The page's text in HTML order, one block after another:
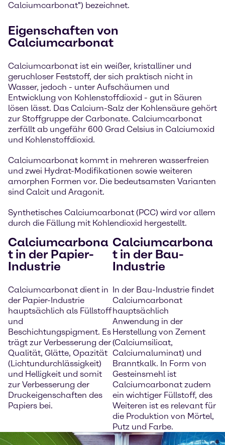
Calciumcarbonat") bezeichnet.
Eigenschaften von
Calciumcarbonat
Calciumcarbonat ist ein weißer, kristalliner und
geruchloser Feststoff, der sich praktisch nicht in
Wasser, jedoch - unter Aufschäumen und
Entwicklung von Kohlenstoffdioxid - gut in Säuren
lösen lässt. Das Calcium-Salz der Kohlensäure gehört
zur Stoffgruppe der Carbonate. Calciumcarbonat
zerfällt ab ungefähr 600 Grad Celsius in Calciumoxid
und Kohlenstoffdioxid.
Calciumcarbonat kommt in mehreren wasserfreien
und zwei Hydrat-Modifikationen sowie weiteren
amorphen Formen vor. Die bedeutsamsten Varianten
sind Calcit und Aragonit.
Synthetisches Calciumcarbonat (PCC) wird vor allem
durch die Fällung mit Kohlendioxid hergestellt.
Calciumcarbona
t in der Papier-
Industrie
Calciumcarbonat dient in
der Papier-Industrie
hauptsächlich als Füllstoff
und
Beschichtungspigment. Es
trägt zur Verbesserung der
Qualität, Glätte, Opazität
(Lichtundurchlässigkeit)
und Helligkeit und somit
zur Verbesserung der
Druckeigenschaften des
Papiers bei.
Calciumcarbona
t in der Bau-
Industrie
In der Bau-Industrie findet
Calciumcarbonat
hauptsächlich
Anwendung in der
Herstellung von Zement
(Calciumsilicat,
Calciumaluminat) und
Branntkalk. In Form von
Gesteinsmehl ist
Calciumcarbonat zudem
ein wichtiger Füllstoff, des
Weiteren ist es relevant für
die Produktion von Mörtel,
Putz und Farbe.